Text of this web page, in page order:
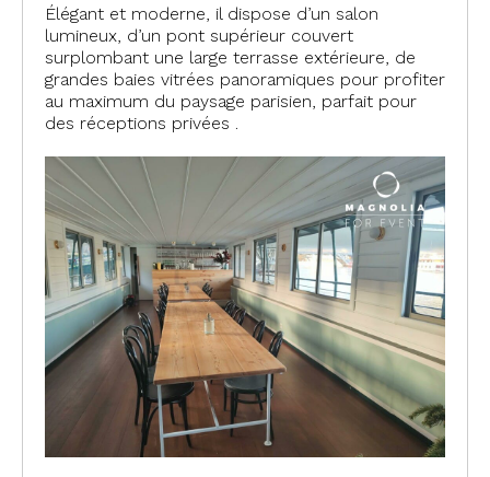
Élégant et moderne, il dispose d’un salon
lumineux, d’un pont supérieur couvert
surplombant une large terrasse extérieure, de
grandes baies vitrées panoramiques pour profiter
au maximum du paysage parisien, parfait pour
des réceptions privées .